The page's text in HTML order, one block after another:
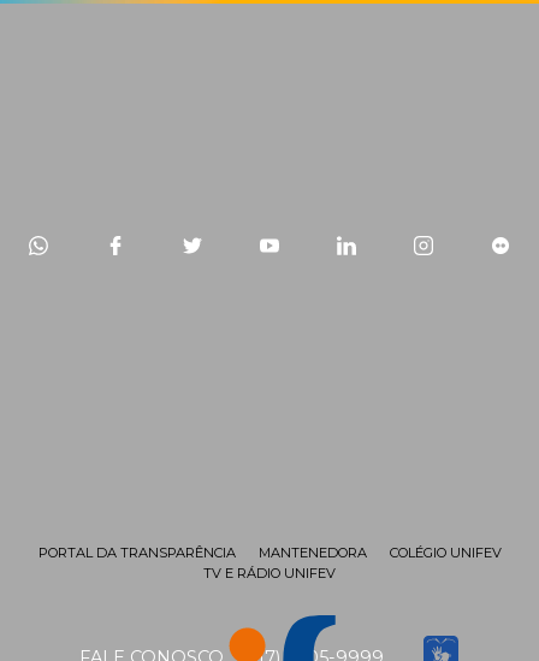
PORTAL DA TRANSPARÊNCIA MANTENEDORA
COLÉGIO UNIFEV
TV E RÁDIO UNIFEV